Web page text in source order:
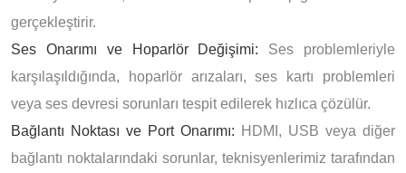
gerçekleştirir.
Ses Onarımı ve Hoparlör Değişimi: Ses problemleriyle
karşılaşıldığında, hoparlör arızaları, ses kartı problemleri
veya ses devresi sorunları tespit edilerek hızlıca çözülür.
Bağlantı Noktası ve Port Onarımı: HDMI, USB veya diğer
bağlantı noktalarındaki sorunlar, teknisyenlerimiz tarafından